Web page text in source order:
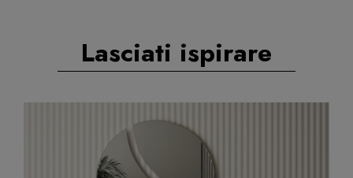
Lasciati ispirare